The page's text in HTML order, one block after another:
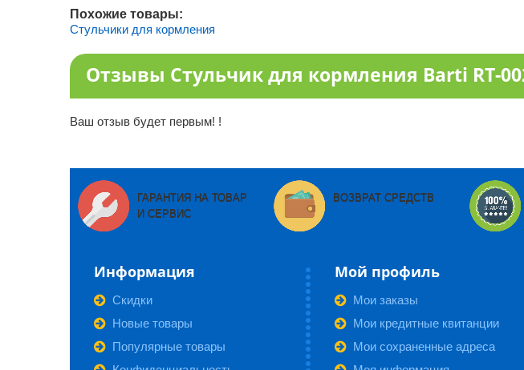
Похожие товары:
Стульчики для кормления
Отзывы Стульчик для кормления Barti RT-
Ваш отзыв будет первым! !
ГАРАНТИЯ НА ТОВАР
И СЕРВИС
ВОЗВРАТ СРЕДСТВ
Информация
Скидки
Новые товары
Популярные товары
Мой профиль
Мои заказы
Мои кредитные квитанции
Мои сохраненные адреса